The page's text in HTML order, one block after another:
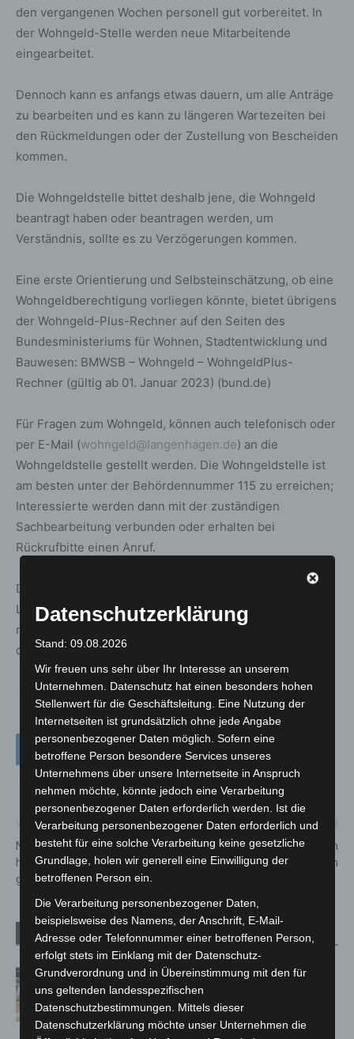
den vergangenen Wochen personell gut vorbereitet. In
der Wohngeld-Stelle werden neue Mitarbeitende
eingearbeitet.
Dennoch kann es anfangs etwas dauern, um alle Anträge
zu bearbeiten und es kann zu längeren Wartezeiten bei
den Rückmeldungen oder der Zustellung von Bescheiden
kommen.
Die Wohngeldstelle bittet deshalb jene, die Wohngeld
beantragt haben oder beantragen werden, um
Verständnis, sollte es zu Verzögerungen kommen.
Eine erste Orientierung und Selbsteinschätzung, ob eine
Wohngeldberechtigung vorliegen könnte, bietet übrigens
der Wohngeld-Plus-Rechner auf den Seiten des
Bundesministeriums für Wohnen, Stadtentwicklung und
Bauwesen: BMWSB – Wohngeld – WohngeldPlus-
Rechner (gültig ab 01. Januar 2023) (bund.de)
Für Fragen zum Wohngeld, können auch telefonisch oder
per E-Mail (wohngeld@langenhagen.de) an die
Wohngeldstelle gestellt werden. Die Wohngeldstelle ist
am besten unter der Behördennummer 115 zu erreichen;
Interessierte werden dann mit der zuständigen
Sachbearbeitung verbunden oder erhalten bei
Rückrufbitte einen Anruf.
Die Anträge können auch online bezogen werden: Wer in
Langenhagen einen Antrag auf Wohngeld stellen
möchten, kann die Antragsformulare auf der Homepage
der Stadt unter dem
Vorheriger Artikel
Niedersachsen und Bremen
heben Maskenpflicht im ÖPNV
gemeinsam auf
Nächster Artikel
Kriminalitätsprävention in
Langenhagen
Verwandte Artikel Mehr vom Autor
Kunst trifft Weingenuss: Barbara-
Susann Mehring zeigt ihre Werke im
Jacques’ Wein-Depot Isernhagen
Datenschutzerklärung
Stand: 09.08.2026
Wir freuen uns sehr über Ihr Interesse an unserem
Unternehmen. Datenschutz hat einen besonders hohen
Stellenwert für die Geschäftsleitung. Eine Nutzung der
Internetseiten ist grundsätzlich ohne jede Angabe
personenbezogener Daten möglich. Sofern eine
betroffene Person besondere Services unseres
Unternehmens über unsere Internetseite in Anspruch
nehmen möchte, könnte jedoch eine Verarbeitung
personenbezogener Daten erforderlich werden. Ist die
Verarbeitung personenbezogener Daten erforderlich und
besteht für eine solche Verarbeitung keine gesetzliche
Grundlage, holen wir generell eine Einwilligung der
betroffenen Person ein.
Die Verarbeitung personenbezogener Daten,
beispielsweise des Namens, der Anschrift, E-Mail-
Adresse oder Telefonnummer einer betroffenen Person,
erfolgt stets im Einklang mit der Datenschutz-
Grundverordnung und in Übereinstimmung mit den für
uns geltenden landesspezifischen
Datenschutzbestimmungen. Mittels dieser
Datenschutzerklärung möchte unser Unternehmen die